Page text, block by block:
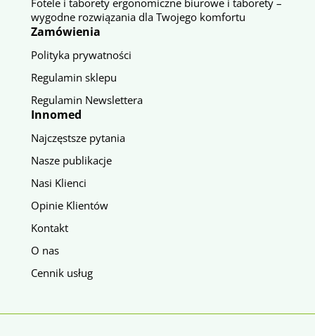
wygodne rozwiązania dla Twojego komfortu
Zamówienia
Polityka prywatności
Regulamin sklepu
Regulamin Newslettera
Innomed
Najczęstsze pytania
Nasze publikacje
Nasi Klienci
Opinie Klientów
Kontakt
O nas
Cennik usług